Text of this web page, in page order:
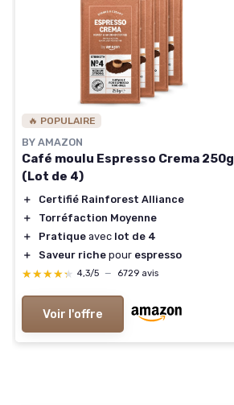
🔥 POPULAIRE
BY AMAZON
Café moulu Espresso Crema 250g
(Lot de 4)
＋
Certifié Rainforest Alliance
＋
Torréfaction Moyenne
＋
Pratique avec lot de 4
＋
Saveur riche pour espresso
★★★★★
★★★★★ 4,3/5 — 6729 avis
Voir l'offre